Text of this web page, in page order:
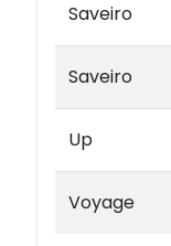
Saveiro
Saveiro
Up
Voyage